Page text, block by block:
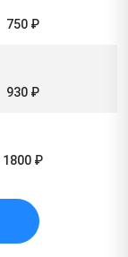
750 ₽
930 ₽
1800 ₽